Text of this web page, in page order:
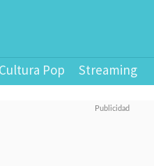
Cultura Pop Streaming